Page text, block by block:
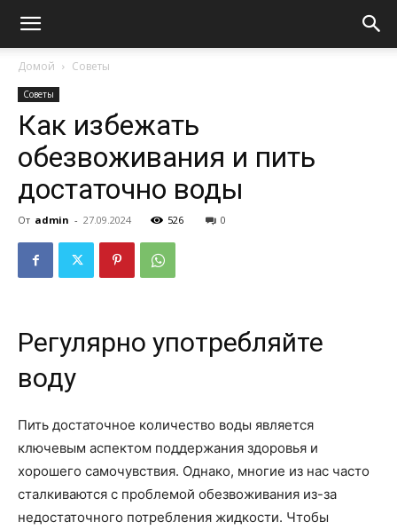
Домой Советы
Советы
Как избежать
обезвоживания и пить
достаточно воды
От admin - 27.09.2024 526 0
Регулярно употребляйте
воду
Пить достаточное количество воды является
ключевым аспектом поддержания здоровья и
хорошего самочувствия. Однако, многие из нас часто
сталкиваются с проблемой обезвоживания из-за
недостаточного потребления жидкости. Чтобы